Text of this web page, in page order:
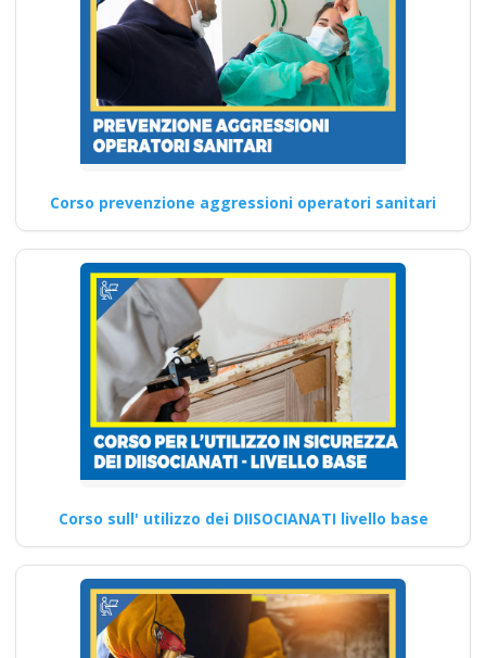
Corso prevenzione aggressioni operatori sanitari
Corso sull' utilizzo dei DIISOCIANATI livello base